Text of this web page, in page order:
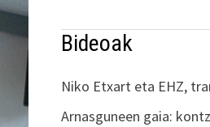
Bideoak
Niko Etxart eta EHZ,
Arnasguneen gaia: